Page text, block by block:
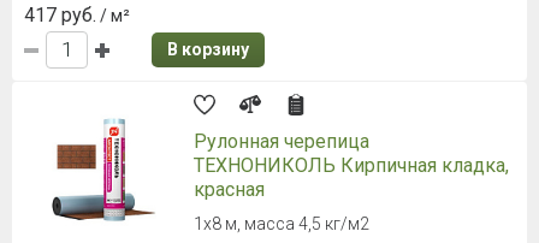
417 руб. / м²
В корзину
Рулонная черепица
ТЕХНОНИКОЛЬ Кирпичная кладка,
красная
1х8 м, масса 4,5 кг/м2